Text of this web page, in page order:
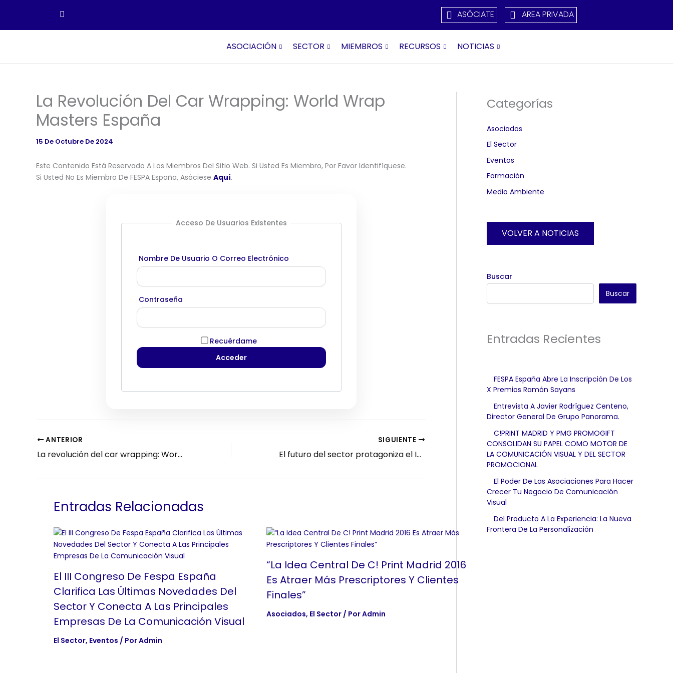
Contenido
ASÓCIATE AREA PRIVADA
ASOCIACIÓN SECTOR MIEMBROS RECURSOS NOTICIAS
La Revolución Del Car Wrapping: World Wrap
Masters España
15 De Octubre De 2024
Este Contenido Está Reservado A Los Miembros Del Sitio Web. Si Usted Es Miembro, Por Favor Identifíquese.
Si Usted No Es Miembro De FESPA España, Asóciese Aquí.
Acceso De Usuarios Existentes
Nombre De Usuario O Correo Electrónico
Contraseña
Recuérdame
ANTERIOR
La revolución del car wrapping: World Wrap Masters España
SIGUIENTE
El futuro del sector protagoniza el IX Congreso de FESPA España
Entradas Relacionadas
El III Congreso De Fespa España
Clarifica Las Últimas Novedades Del
Sector Y Conecta A Las Principales
Empresas De La Comunicación Visual
El Sector, Eventos / PorAdmin
“La Idea Central De C! Print Madrid 2016
Es Atraer Más Prescriptores Y Clientes
Finales”
Asociados, El Sector / PorAdmin
Categorías
Asociados
El Sector
Eventos
Formación
Medio Ambiente
VOLVER A NOTICIAS
Buscar
Buscar
Entradas Recientes
FESPA España Abre La Inscripción De Los
X Premios Ramón Sayans
Entrevista A Javier Rodríguez Centeno,
Director General De Grupo Panorama.
C!PRINT MADRID Y PMG PROMOGIFT
CONSOLIDAN SU PAPEL COMO MOTOR DE
LA COMUNICACIÓN VISUAL Y DEL SECTOR
PROMOCIONAL
El Poder De Las Asociaciones Para Hacer
Crecer Tu Negocio De Comunicación
Visual
Del Producto A La Experiencia: La Nueva
Frontera De La Personalización